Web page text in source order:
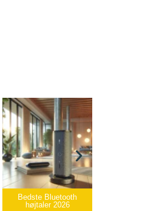
Bedste Bluetooth
højtaler 2026